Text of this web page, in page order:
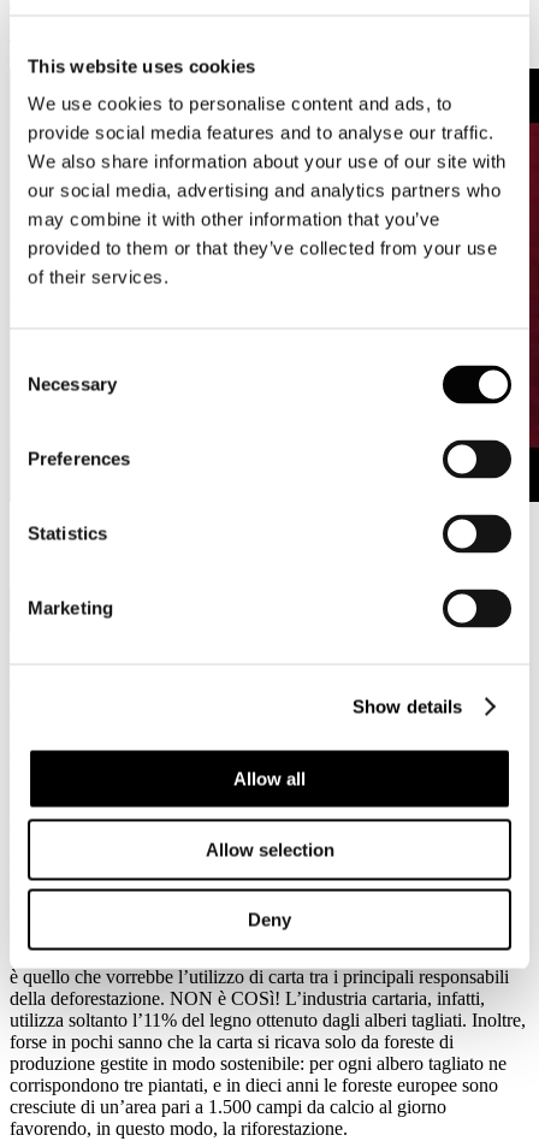
This website uses cookies
We use cookies to personalise content and ads, to
provide social media features and to analyse our traffic.
We also share information about your use of our site with
our social media, advertising and analytics partners who
may combine it with other information that you’ve
provided to them or that they’ve collected from your use
of their services.
Selection
Necessary
Preferences
Statistics
Marketing
Show details
Allow all
Allow selection
Deny
Mar, 2020
sfatiamo i falsi miti su carta e foreste
Comieco e Assocarta contribuiscono alla giornata
internazionale delle foreste sottolineando l’importanza del
la filiera della carta tutela l’ambiente
celebrazione, di consapevolezza e di riflessione sull’importanza dei
polmoni verdi di tutta la Terra. Comieco insieme ad
l’occasione per sfatare alcuni miti che vedrebbero la produzione
della carta e la tutela delle foreste come inconciliabili. Primo fra tutti
è quello che vorrebbe l’utilizzo di carta tra i principali responsabili
della deforestazione. NON è COSì! L’industria cartaria, infatti,
utilizza soltanto l’11% del legno ottenuto dagli alberi tagliati. Inoltre,
forse in pochi sanno che la carta si ricava solo da foreste di
produzione gestite in modo sostenibile: per ogni albero tagliato ne
corrispondono tre piantati, e in dieci anni le foreste europee sono
cresciute di un’area pari a 1.500 campi da calcio al giorno
favorendo, in questo modo, la riforestazione.